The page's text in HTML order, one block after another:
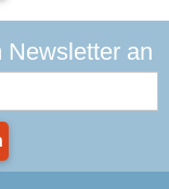
Newsletter an